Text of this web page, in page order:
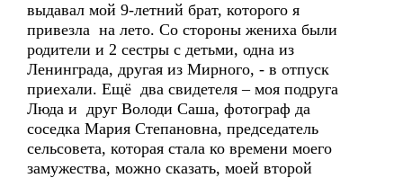
выдавал мой 9-летний брат, которого я
привезла на лето. Со стороны жениха были
родители и 2 сестры с детьми, одна из
Ленинграда, другая из Мирного, - в отпуск
приехали. Ещё два свидетеля – моя подруга
Люда и друг Володи Саша, фотограф да
соседка Мария Степановна, председатель
сельсовета, которая стала ко времени моего
замужества, можно сказать, моей второй